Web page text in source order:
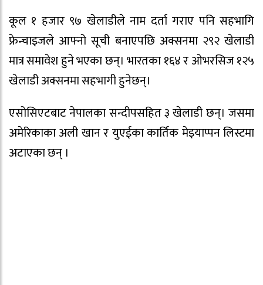
कूल १ हजार ९७ खेलाडीले नाम दर्ता गराए पनि सहभागि
फ्रेन्चाइजले आफ्नो सूची बनाएपछि अक्सनमा २९२ खेलाडी
मात्र समावेश हुने भएका छन्। भारतका १६४ र ओभरसिज १२५
खेलाडी अक्सनमा सहभागी हुनेछन्।
एसोसिएटबाट नेपालका सन्दीपसहित ३ खेलाडी छन्। जसमा
अमेरिकाका अली खान र युएईका कार्तिक मेइयाप्पन लिस्टमा
अटाएका छन् ।